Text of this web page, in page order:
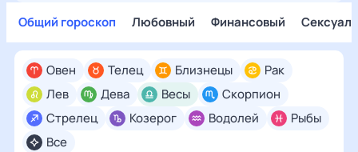
Общий гороскоп Любовный Финансовый
Все
Овен Телец Близнецы
Рак
Лев
Дева Весы
Скорпион
Стрелец
Козерог Водолей Рыбы